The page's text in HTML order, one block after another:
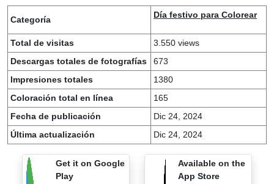
Categoría Día festivo para Colorear
Total de visitas
3.550 views
Descargas totales de fotografías
673
Impresiones totales
1380
Coloración total en línea
165
Fecha de publicación
Dic 24, 2024
Última actualización
Dic 24, 2024
Get it on Google
Play
Available on the
App Store